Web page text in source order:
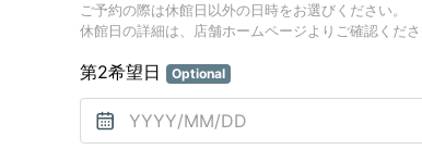
ご予約の際は休館日以外の日時をお選びください。
休館日の詳細は、店舗ホームページよりご確認くださ
第2希望日 Optional